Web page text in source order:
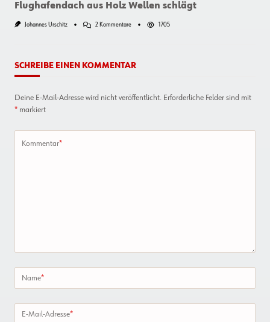
Flughafendach aus Holz Wellen schlägt
Johannes Urschitz 2 KommentareZu
Verbindungstechnik
Aus
1705
SCHREIBE EINEN KOMMENTAR
Deine E-Mail-Adresse wird nicht veröffentlicht. Erforderliche Felder sind mit
* markiert
Kommentar*
Name*
E-Mail-Adresse*